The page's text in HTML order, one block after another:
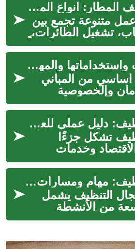
عنوان: وظائف المطار: أنواع المسؤوليات والمهارات المطلوبة
عمل متنوعة تجمع بين
تشغيل الطائرات،
يوفر القطاع مهاماً
وخدمية ...
أنواع الأبواب واستخداماتها والمهارات المطلوبة
أساسي من المباني
والخصوصية
الأبواب حسب
والوظيفة، من
وظائف التنظيف: دليل عملي للعمل وإدارة فرق التنظيف
تشكل جزءًا
وخدمات
والمناطق
حد سواء. يتناول هذا
وظائف التنظيف: مهام ومسارات العمل وإدارة الفرق
التنظيف يشمل
من الأنشطة
من التنظيف المنزلي
خدمات التنظيف